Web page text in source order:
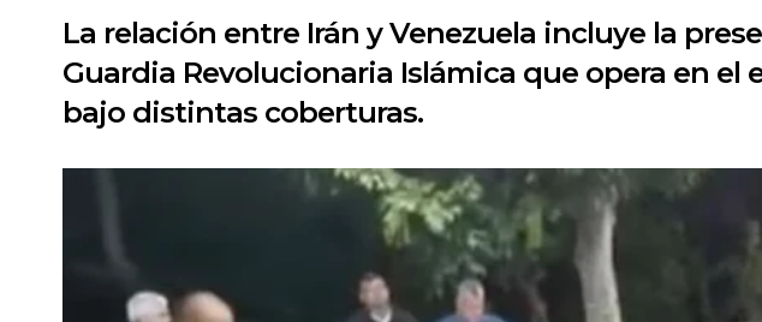
La relación entre Irán y Venezuela incluye la
Guardia Revolucionaria Islámica que opera en
bajo distintas coberturas.